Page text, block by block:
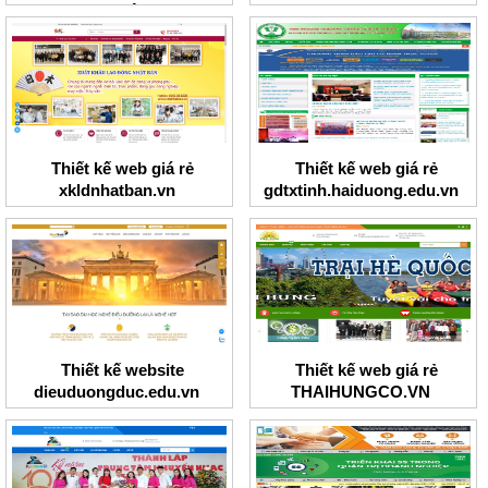
Tennis I Việt Nam
Thiết kế web giá rẻ
xkldnhatban.vn
Thiết kế web giá rẻ
gdtxtinh.haiduong.edu.vn
Thiết kế website
dieuduongduc.edu.vn
Thiết kế web giá rẻ
THAIHUNGCO.VN